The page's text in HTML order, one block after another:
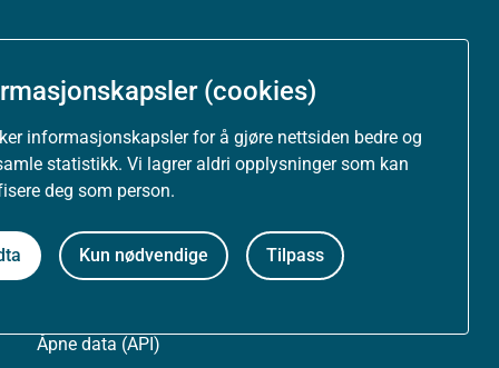
(cookies)
informasjonskapsler for å gjøre nettsiden bedre og
statistikk. Vi lagrer aldri opplysninger som kan
deg som person.
Kun nødvendige Tilpass
Personvernerklæring
Tilgjengelighetserklæring (uustatus.no)
Nyhetsvarsel og abonnement
Åpne data (API)